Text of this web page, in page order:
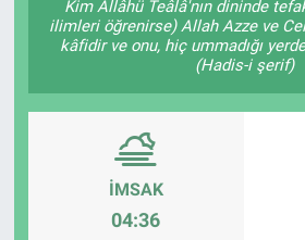
Kim Allâhü Teâlâ'nın dininde
ilimleri öğrenirse) Allah Azze ve
kâfidir ve onu, hiç ummadığı
(Hadis-i şerif)
İMSAK
04:36